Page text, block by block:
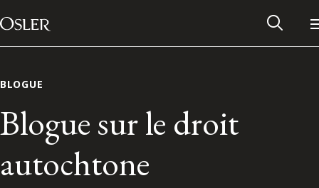
Passer au contenu
Main Navigation
BLOGUE
Blogue sur le droit
autochtone